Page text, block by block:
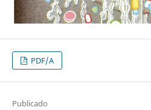
PDF/A
Publicado